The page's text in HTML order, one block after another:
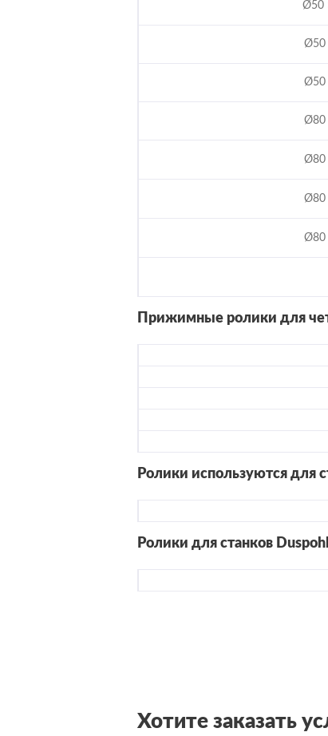
Ø50
Ø50
Ø50
Ø80
Ø80
Ø80
Ø80
Прижимные ролики для
Ролики используются для
Ролики для станков
Хотите заказать